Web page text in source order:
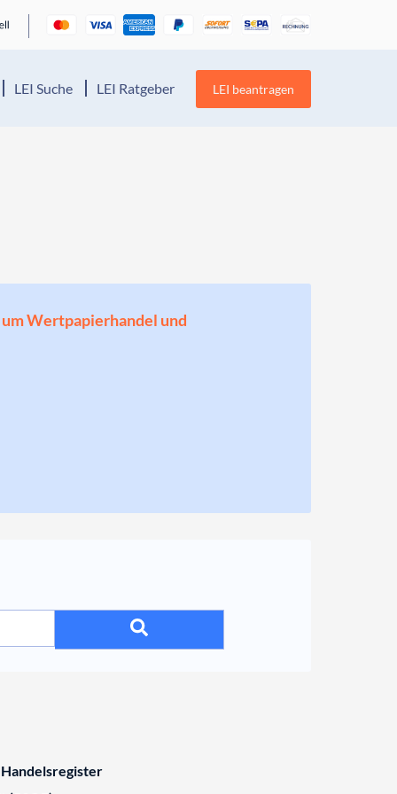
LEI Suche LEI Ratgeber LEI beantragen
Wertpapierhandel und